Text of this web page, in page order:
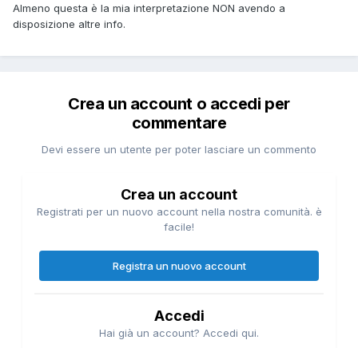
Almeno questa è la mia interpretazione NON avendo a
disposizione altre info.
Crea un account o accedi per
commentare
Devi essere un utente per poter lasciare un commento
Crea un account
Registrati per un nuovo account nella nostra comunità. è
facile!
Registra un nuovo account
Accedi
Hai già un account? Accedi qui.